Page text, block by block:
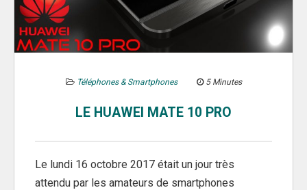
Téléphones & Smartphones 5 Minutes
LE HUAWEI MATE 10 PRO
Le lundi 16 octobre 2017 était un jour très
attendu par les amateurs de smartphones